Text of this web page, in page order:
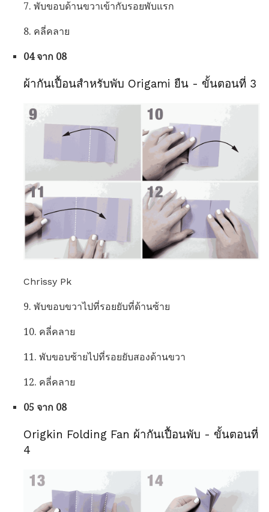
7. พับขอบด้านขวาเข้ากับรอยพับแรก
8. คลี่คลาย
04 จาก 08
ผ้ากันเปื้อนสำหรับพับ Origami ยืน - ขั้นตอนที่ 3
Chrissy Pk
9. พับขอบขวาไปที่รอยยับที่ด้านซ้าย
10. คลี่คลาย
11. พับขอบซ้ายไปที่รอยยับสองด้านขวา
12. คลี่คลาย
05 จาก 08
Origkin Folding Fan ผ้ากันเปื้อนพับ - ขั้นตอนที่
4